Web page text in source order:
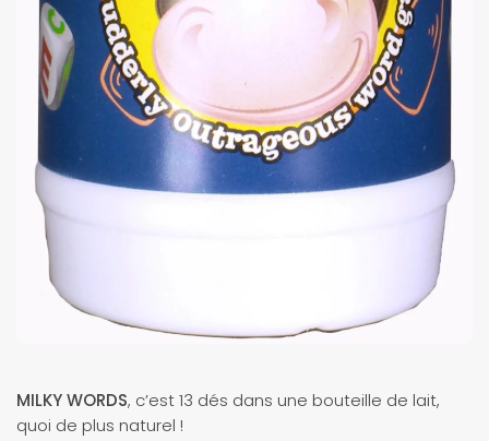
MILKY WORDS, c’est 13 dés dans une bouteille de lait,
quoi de plus naturel !